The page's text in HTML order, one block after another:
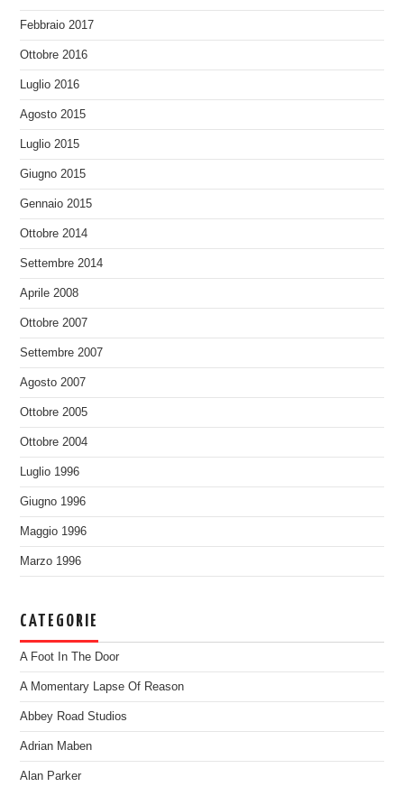
Febbraio 2017
Ottobre 2016
Luglio 2016
Agosto 2015
Luglio 2015
Giugno 2015
Gennaio 2015
Ottobre 2014
Settembre 2014
Aprile 2008
Ottobre 2007
Settembre 2007
Agosto 2007
Ottobre 2005
Ottobre 2004
Luglio 1996
Giugno 1996
Maggio 1996
Marzo 1996
CATEGORIE
A Foot In The Door
A Momentary Lapse Of Reason
Abbey Road Studios
Adrian Maben
Alan Parker